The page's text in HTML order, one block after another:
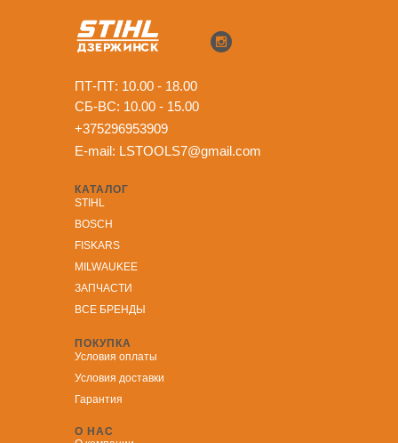
КАТАЛОГ
STIHL
BOSCH
FISKARS
MILWAUKEE
ЗАПЧАСТИ
ВСЕ БРЕНДЫ
ПОКУПКА
Условия оплаты
Условия доставки
Гарантия
О НАС
ПТ-ПТ: 10.00 - 18.00
СБ-ВС: 10.00 - 15.00
+375296953909
E-mail: LSTOOLS7@gmail.com